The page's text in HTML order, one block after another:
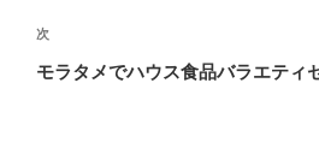
ビ
ゲ
稿
次
の
次
モラタメでハウス食品バラエティ